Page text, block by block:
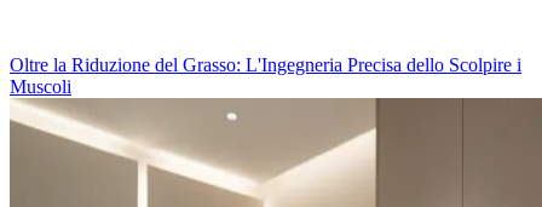
Oltre la Riduzione del Grasso: L'Ingegneria Precisa dello Scolpire i
Muscoli